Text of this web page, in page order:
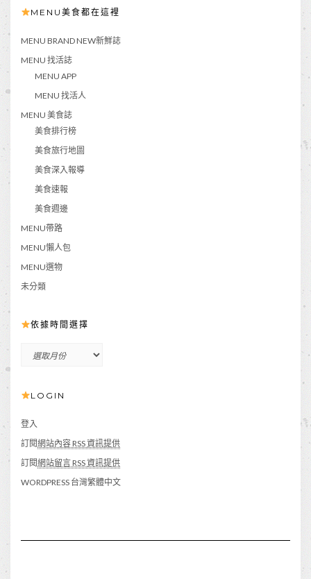
MENU美食都在這裡
MENU BRAND NEW新鮮誌
MENU 找活誌
MENU APP
MENU 找活人
MENU 美食誌
美食排行榜
美食旅行地圖
美食深入報導
美食速報
美食週邊
MENU帶路
MENU懶人包
MENU選物
未分類
依據時間選擇
間
擇
LOGIN
登入
訂閱網站內容 RSS 資訊提供
訂閱網站留言 RSS 資訊提供
WORDPRESS 台灣繁體中文